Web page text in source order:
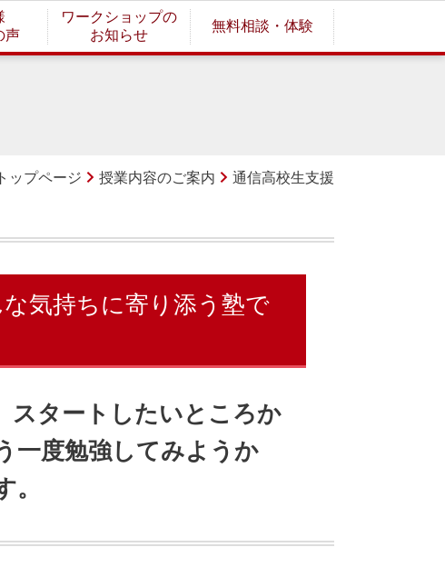
声
ワークショップの
お知らせ
無料相談・体験
トップページ 授業内容のご案内 通信高校生支援
気持ちに寄り添う塾で
スタートしたいところか
一度勉強してみようか